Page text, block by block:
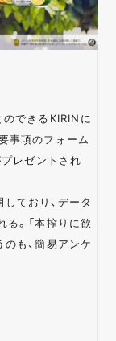
できるKIRINに
事項のフォーム
レゼントされ
ており、データ
。「本搾りに欲
も、簡易アンケ